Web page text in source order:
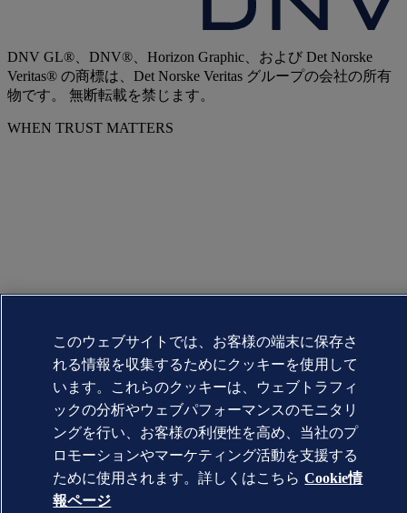
DNV GL®、DNV®、Horizon Graphic、および Det Norske
Veritas® の商標は、Det Norske Veritas グループの会社の所有
物です。 無断転載を禁じます。
WHEN TRUST MATTERS
このウェブサイトでは、お客様の端末に保存さ
れる情報を収集するためにクッキーを使用して
います。これらのクッキーは、ウェブトラフィ
ックの分析やウェブパフォーマンスのモニタリ
ングを行い、お客様の利便性を高め、当社のプ
ロモーションやマーケティング活動を支援する
ために使用されます。詳しくはこちら Cookie情
報ページ